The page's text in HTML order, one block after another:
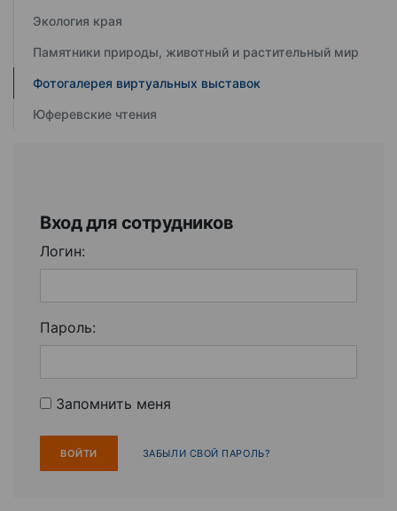
Экология края
Памятники природы, животный и растительный мир
Фотогалерея виртуальных выставок
Юферевские чтения
Вход для сотрудников
Логин:
Пароль:
Запомнить меня
ЗАБЫЛИ СВОЙ ПАРОЛЬ?